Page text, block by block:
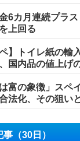
6カ月連続プラ
上回る
ペ】トイレ紙の
国内品の値上げ
は富の象徴」スペ
法化、その狙い
事（30日）